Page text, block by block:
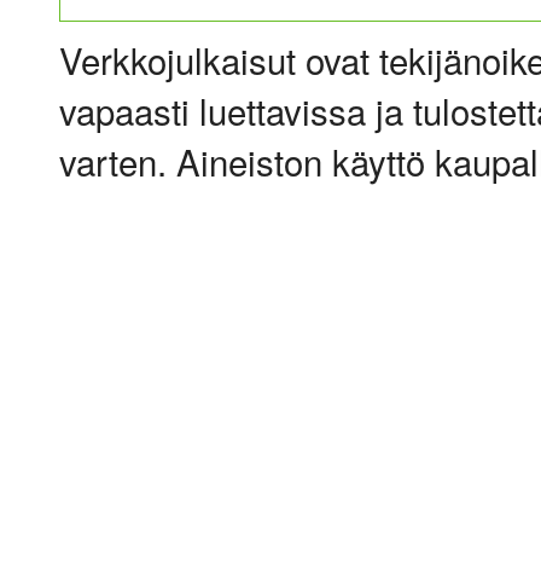
Verkkojulkaisut ovat
vapaasti luettavissa ja
varten. Aineiston käyttö